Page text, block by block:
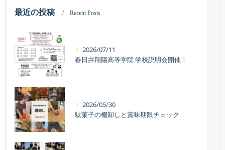
最近の投稿 Recent Posts
2026/07/11
春日井翔陽高等学院 学校説明会開催！
2026/05/30
駄菓子の棚卸しと賞味期限チェック